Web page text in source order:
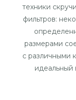
техники
фильтров:
размерами
с различными
идеальный